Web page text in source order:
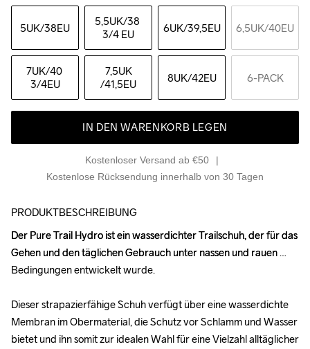
5UK/38EU 5,5UK/38
3/4 EU
6UK/39,5EU 6,5UK/40EU
7UK/40
3/4EU
7,5UK
/41,5EU
8UK/42EU 6-PACK
IN DEN WARENKORB LEGEN
Kostenloser Versand ab €50
Kostenlose Rücksendung innerhalb von 30 Tagen
PRODUKTBESCHREIBUNG
Der Pure Trail Hydro ist ein wasserdichter Trailschuh, der für das
Gehen und den täglichen Gebrauch unter nassen und rauen
Bedingungen entwickelt wurde.
Dieser strapazierfähige Schuh verfügt über eine wasserdichte
Membran im Obermaterial, die Schutz vor Schlamm und Wasser
bietet und ihn somit zur idealen Wahl für eine Vielzahl alltäglicher
Der Pure Trail Hydro ist ein wasserdichter Trailschuh, der für das
Gehen und den täglichen Gebrauch unter nassen und rauen
Bedingungen entwickelt wurde.
Dieser strapazierfähige Schuh verfügt über eine wasserdichte
Membran im Obermaterial, die Schutz vor Schlamm und Wasser
bietet und ihn somit zur idealen Wahl für eine Vielzahl alltäglicher